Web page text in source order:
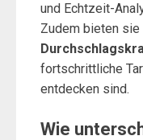
und Echtzeit-
Zudem bieten sie
fortschrittliche
entdecken sind.
Wie